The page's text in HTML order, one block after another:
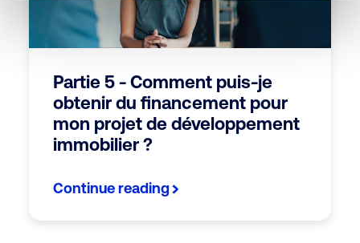
Partie 5 - Comment puis-je
obtenir du financement pour
mon projet de développement
immobilier ?
Continue reading